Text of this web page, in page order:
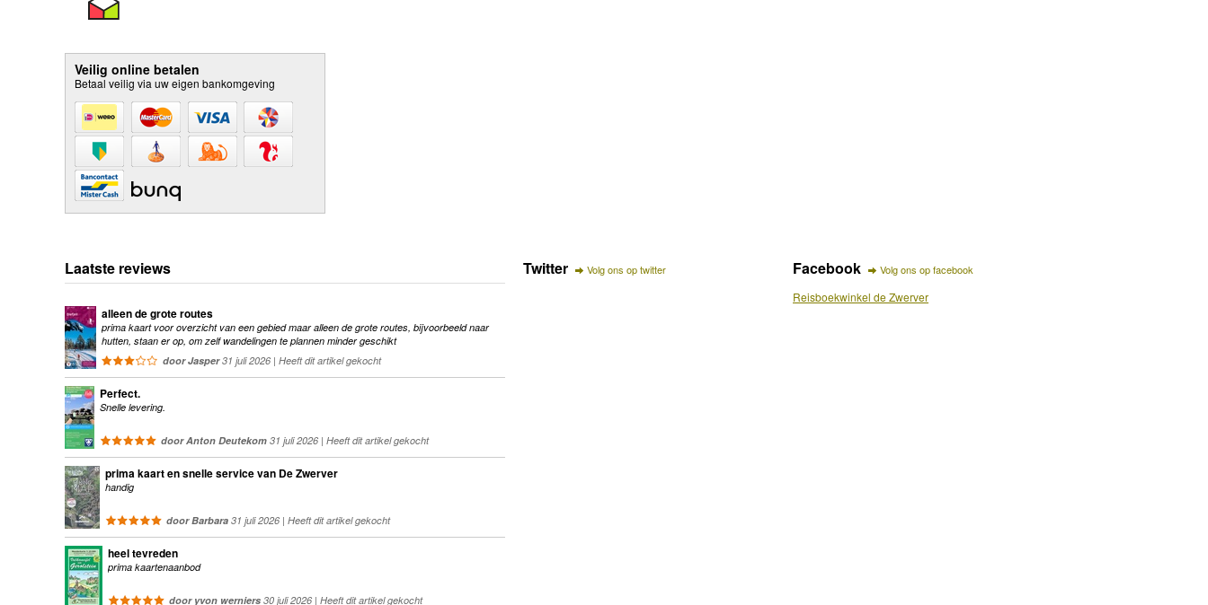
Veilig online betalen
Betaal veilig via uw eigen bankomgeving
Laatste reviews
alleen de grote routes
prima kaart voor overzicht van een gebied maar alleen de grote routes, bijvoorbeeld naar
hutten, staan er op, om zelf wandelingen te plannen minder geschikt
door Jasper31 juli 2026 | Heeft dit artikel gekocht
Perfect.
Snelle levering.
door Anton Deutekom 31 juli 2026 | Heeft dit artikel gekocht
prima kaart en snelle service van De Zwerver
handig
door Barbara 31 juli 2026 | Heeft dit artikel gekocht
heel tevreden
prima kaartenaanbod
door yvon werniers 30 juli 2026 | Heeft dit artikel gekocht
Twitter Volg ons op twitter Facebook Volg ons op facebook
Reisboekwinkel de Zwerver